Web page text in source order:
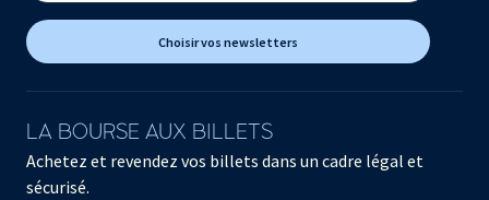
Choisir vos newsletters
LA BOURSE AUX BILLETS
Achetez et revendez vos billets dans un cadre légal et
sécurisé.